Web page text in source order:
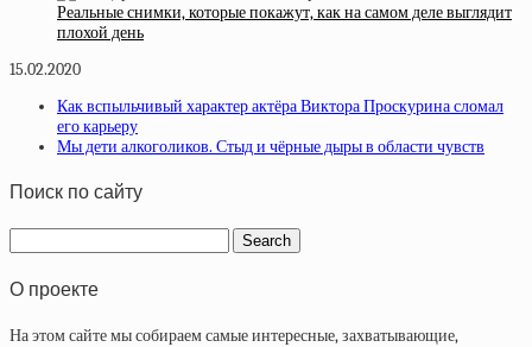
Реальные снимки, которые покажут, как на самом деле выглядит
плохой день
15.02.2020
Как вспыльчивый характер актёра Виктора Проскурина сломал
его карьеру
Мы дети алкоголиков. Стыд и чёрные дыры в области чувств
Поиск по сайту
О проекте
На этом сайте мы собираем самые интересные, захватывающие,